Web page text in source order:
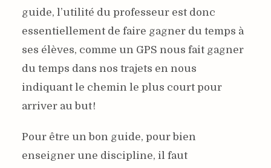
guide, l’utilité du professeur est donc
essentiellement de faire gagner du temps à
ses élèves, comme un GPS nous fait gagner
du temps dans nos trajets en nous
indiquant le chemin le plus court pour
arriver au but !
Pour être un bon guide, pour bien
enseigner une discipline, il faut